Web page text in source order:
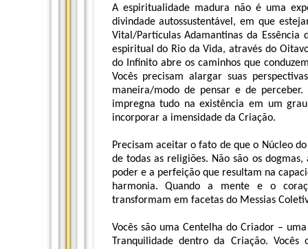
A espiritualidade madura não é uma
divindade autossustentável, em que
Vital/Partículas Adamantinas da
espiritual do Rio da Vida, através do
do Infinito abre os caminhos que
Vocês precisam alargar suas
maneira/modo de pensar e de
impregna tudo na existência em um
incorporar a imensidade da Criação.
Precisam aceitar o fato de que o Núcleo
de todas as religiões. Não são os
poder e a perfeição que resultam na
harmonia. Quando a mente e o
transformam em facetas do Messias
Vocês são uma Centelha do Criador –
Tranquilidade dentro da Criação.